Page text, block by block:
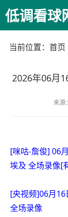
低调看球
当前位置： 首页
2026年06月
来源：
[咪咕-詹俊] 06
埃及 全场录像[
[央视频]06月
全场录像